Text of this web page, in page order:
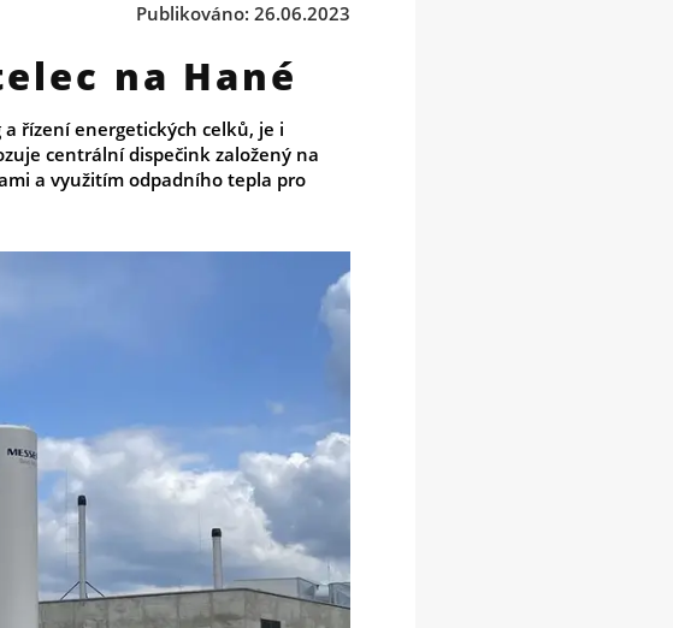
Publikováno: 26.06.2023
na Hané
řízení energetických celků, je i
centrální dispečink založený na
a využitím odpadního tepla pro